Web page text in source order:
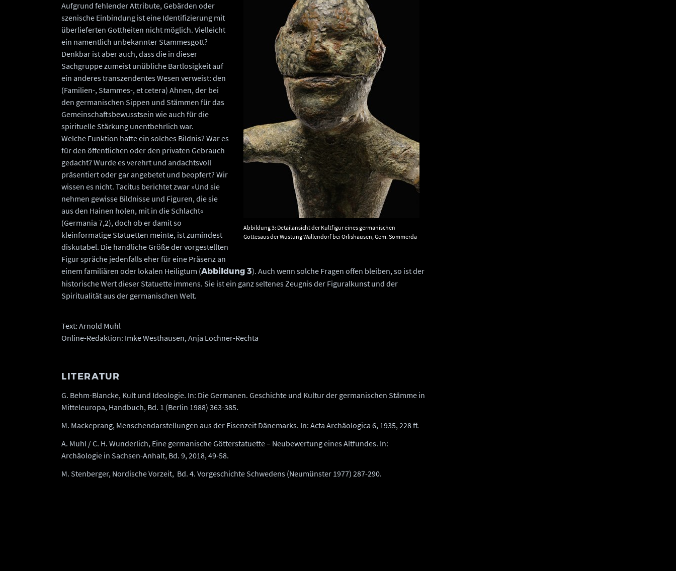
Abbildung 3: Detailansicht der Kultfigur eines germanischen
Gottesaus der Wüstung Wallendorf bei Orlishausen, Gem. Sömmerda
Aufgrund fehlender Attribute, Gebärden oder
szenische Einbindung ist eine Identifizierung mit
überlieferten Gottheiten nicht möglich. Vielleicht
ein namentlich unbekannter Stammesgott?
Denkbar ist aber auch, dass die in dieser
Sachgruppe zumeist unübliche Bartlosigkeit auf
ein anderes transzendentes Wesen verweist: den
(Familien-, Stammes-, et cetera) Ahnen, der bei
den germanischen Sippen und Stämmen für das
Gemeinschaftsbewusstsein wie auch für die
spirituelle Stärkung unentbehrlich war.
Welche Funktion hatte ein solches Bildnis? War es
für den öffentlichen oder den privaten Gebrauch
gedacht? Wurde es verehrt und andachtsvoll
präsentiert oder gar angebetet und beopfert? Wir
wissen es nicht. Tacitus berichtet zwar »Und sie
nehmen gewisse Bildnisse und Figuren, die sie
aus den Hainen holen, mit in die Schlacht«
(Germania 7,2), doch ob er damit so
kleinformatige Statuetten meinte, ist zumindest
diskutabel. Die handliche Größe der vorgestellten
Figur spräche jedenfalls eher für eine Präsenz an
einem familiären oder lokalen Heiligtum (Abbildung 3). Auch wenn solche Fragen offen bleiben, so ist der
historische Wert dieser Statuette immens. Sie ist ein ganz seltenes Zeugnis der Figuralkunst und der
Spiritualität aus der germanischen Welt.
Text: Arnold Muhl
Online-Redaktion: Imke Westhausen, Anja Lochner-Rechta
LITERATUR
G. Behm-Blancke, Kult und Ideologie. In: Die Germanen. Geschichte und Kultur der germanischen Stämme in
Mitteleuropa, Handbuch, Bd. 1 (Berlin 1988) 363-385.
M. Mackeprang, Menschendarstellungen aus der Eisenzeit Dänemarks. In: Acta Archäologica 6, 1935, 228 ff.
A. Muhl / C. H. Wunderlich, Eine germanische Götterstatuette – Neubewertung eines Altfundes. In:
Archäologie in Sachsen-Anhalt, Bd. 9, 2018, 49-58.
M. Stenberger, Nordische Vorzeit, Bd. 4. Vorgeschichte Schwedens (Neumünster 1977) 287-290.